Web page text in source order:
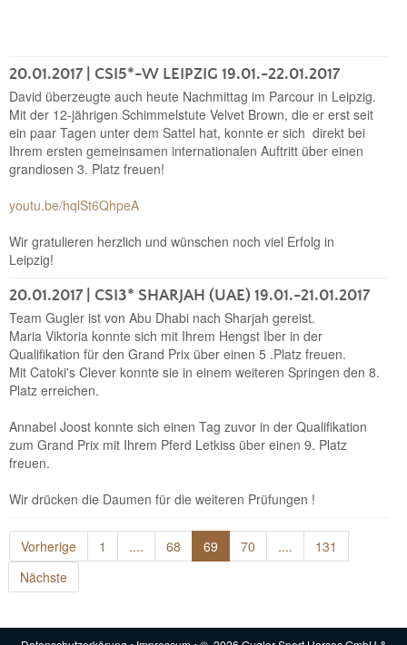
20.01.2017 | CSI5*-W LEIPZIG 19.01.-22.01.2017
David überzeugte auch heute Nachmittag im Parcour in Leipzig.
Mit der 12-jährigen Schimmelstute Velvet Brown, die er erst seit
ein paar Tagen unter dem Sattel hat, konnte er sich direkt bei
Ihrem ersten gemeinsamen internationalen Auftritt über einen
grandiosen 3. Platz freuen!
youtu.be/hqlSt6QhpeA
Wir gratulieren herzlich und wünschen noch viel Erfolg in
Leipzig!
20.01.2017 | CSI3* SHARJAH (UAE) 19.01.-21.01.2017
Team Gugler ist von Abu Dhabi nach Sharjah gereist.
Maria Viktoria konnte sich mit Ihrem Hengst Iber in der
Qualifikation für den Grand Prix über einen 5 .Platz freuen.
Mit Catoki's Clever konnte sie in einem weiteren Springen den 8.
Platz erreichen.
Annabel Joost konnte sich einen Tag zuvor in der Qualifikation
zum Grand Prix mit Ihrem Pferd Letkiss über einen 9. Platz
freuen.
Wir drücken die Daumen für die weiteren Prüfungen !
Vorherige 1 .... 68 69 70 ....
131
Nächste